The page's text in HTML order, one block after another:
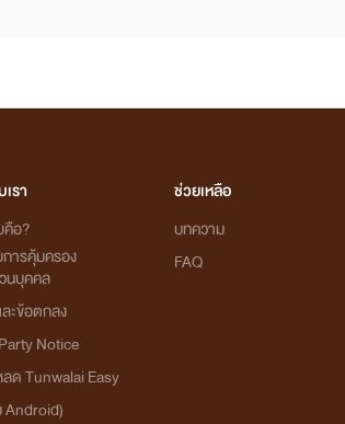
งยาว 3 เรื่อง ( 20 - 45 ตอนจบ )
ก็รัก . . . มันจู่โจม
เปิดเรื่อง 28 / 07 / 2016
รา
อ?
ารคุ้มครอง
นบุคคล
ละข้อตกลง
Notice
ด Tunwalai Easy
Android)
ช่วยเหลือ
บทความ
FAQ